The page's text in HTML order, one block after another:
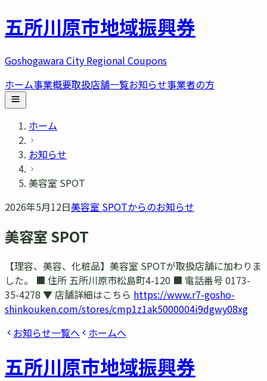
五所川原市地域振興券
Goshogawara City Regional Coupons
ホーム事業概要取扱店舗一覧お知らせ事業者の方
ホーム
お知らせ
美容室 SPOT
2026年5月12日美容室 SPOTからのお知らせ
美容室 SPOT
【理容、美容、化粧品】美容室 SPOTが取扱店舗に加わりま
した。 ■ 住所 五所川原市松島町4-120 ■ 電話番号 0173-
35-4278 ▼ 店舗詳細はこちら https://www.r7-gosho-
shinkouken.com/stores/cmp1z1ak5000004i9dgwy08xg
お知らせ一覧へ
ホームへ
五所川原市地域振興券